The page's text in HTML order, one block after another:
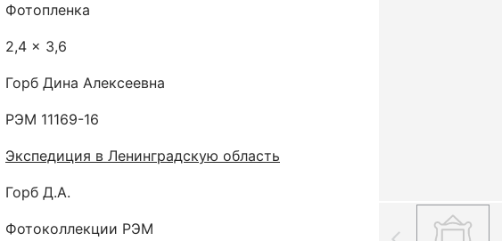
Фотопленка
2,4 x 3,6
Горб Дина Алексеевна
РЭМ 11169-16
Экспедиция в Ленинградскую область
Горб Д.А.
Фотоколлекции РЭМ